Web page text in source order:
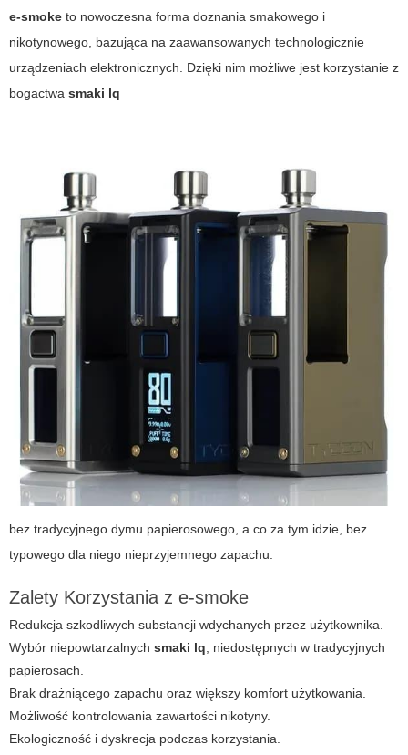
e-smoke to nowoczesna forma doznania smakowego i
nikotynowego, bazująca na zaawansowanych technologicznie
urządzeniach elektronicznych. Dzięki nim możliwe jest korzystanie z
bogactwa smaki lq
bez tradycyjnego dymu papierosowego, a co za tym idzie, bez
typowego dla niego nieprzyjemnego zapachu.
Zalety Korzystania z e-smoke
Redukcja szkodliwych substancji wdychanych przez użytkownika.
Wybór niepowtarzalnych smaki lq, niedostępnych w tradycyjnych
papierosach.
Brak drażniącego zapachu oraz większy komfort użytkowania.
Możliwość kontrolowania zawartości nikotyny.
Ekologiczność i dyskrecja podczas korzystania.